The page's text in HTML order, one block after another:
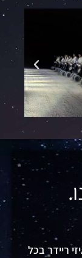
ם?
ריידר בכל